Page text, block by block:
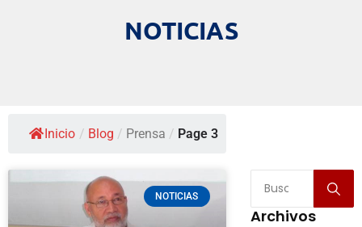
NOTICIAS
Inicio / Blog / Prensa / Page 3
NOTICIAS
Archivos